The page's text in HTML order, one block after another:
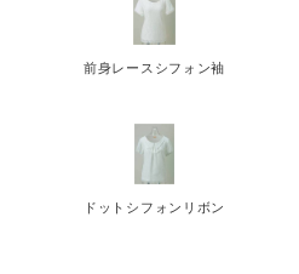
前身レースシフォン袖
ドットシフォンリボン